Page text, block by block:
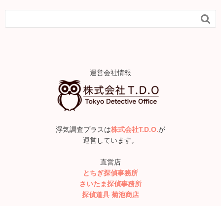

運営会社情報
浮気調査プラスは株式会社T.D.O.が
運営しています。
直営店
とちぎ探偵事務所
さいたま探偵事務所
探偵道具 菊池商店